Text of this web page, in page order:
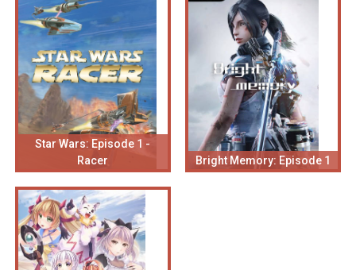
Star Wars: Episode 1 -
Racer
Bright Memory: Episode 1